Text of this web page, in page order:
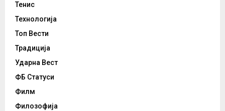
Тенис
Технологија
Топ Вести
Традиција
Ударна Вест
ФБ Статуси
Филм
Филозофија